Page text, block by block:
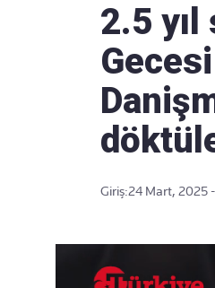
2.5
Giriş:24 Mart, 2025